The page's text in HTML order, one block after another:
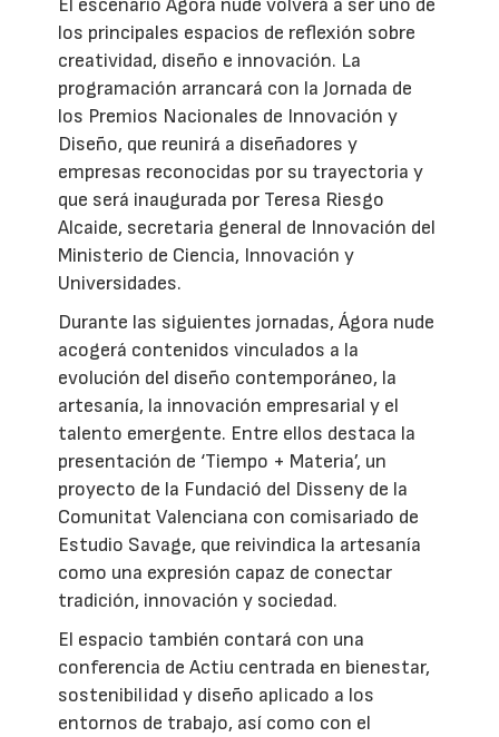
El escenario Ágora nude volverá a ser uno de
los principales espacios de reflexión sobre
creatividad, diseño e innovación. La
programación arrancará con la Jornada de
los Premios Nacionales de Innovación y
Diseño, que reunirá a diseñadores y
empresas reconocidas por su trayectoria y
que será inaugurada por Teresa Riesgo
Alcaide, secretaria general de Innovación del
Ministerio de Ciencia, Innovación y
Universidades.
Durante las siguientes jornadas, Ágora nude
acogerá contenidos vinculados a la
evolución del diseño contemporáneo, la
artesanía, la innovación empresarial y el
talento emergente. Entre ellos destaca la
presentación de ‘Tiempo + Materia’, un
proyecto de la Fundació del Disseny de la
Comunitat Valenciana con comisariado de
Estudio Savage, que reivindica la artesanía
como una expresión capaz de conectar
tradición, innovación y sociedad.
El espacio también contará con una
conferencia de Actiu centrada en bienestar,
sostenibilidad y diseño aplicado a los
entornos de trabajo, así como con el